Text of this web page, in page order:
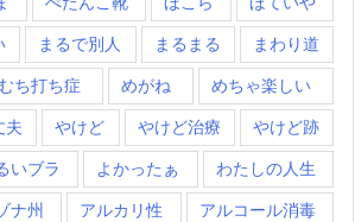
まるで別人 まるまる まわり道
ち打ち症 めがね めちゃ楽しい
夫 やけど やけど治療 やけど跡
いブラ よかったぁ わたしの人生
ナ州 アルカリ性 アルコール消毒